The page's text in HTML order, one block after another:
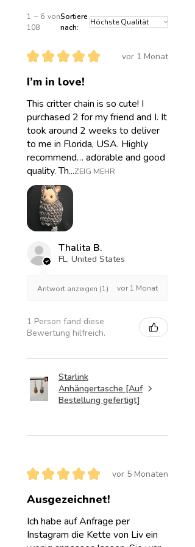
1 – 6 von
108
Sortiere
nach:
★ ★ ★ ★ ★ vor 1 Monat
I’m in love!
This critter chain is so cute! I
purchased 2 for my friend and I. It
took around 2 weeks to deliver
to me in Florida, USA. Highly
recommend… adorable and good
quality. Th...ZEIG MEHR
Thalita B.
FL, United States
Antwort anzeigen (1) vor 1 Monat
1 Person fand diese
Bewertung hilfreich.
Starlink
Anhängertasche [Auf
Bestellung gefertigt]
★ ★ ★ ★ ★ vor 5 Monaten
Ausgezeichnet!
Ich habe auf Anfrage per
Instagram die Kette von Liv ein